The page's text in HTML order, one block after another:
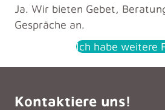
Ja. Wir bieten Gebet,
Gespräche an.
Ich habe weitere
Kontaktiere uns!